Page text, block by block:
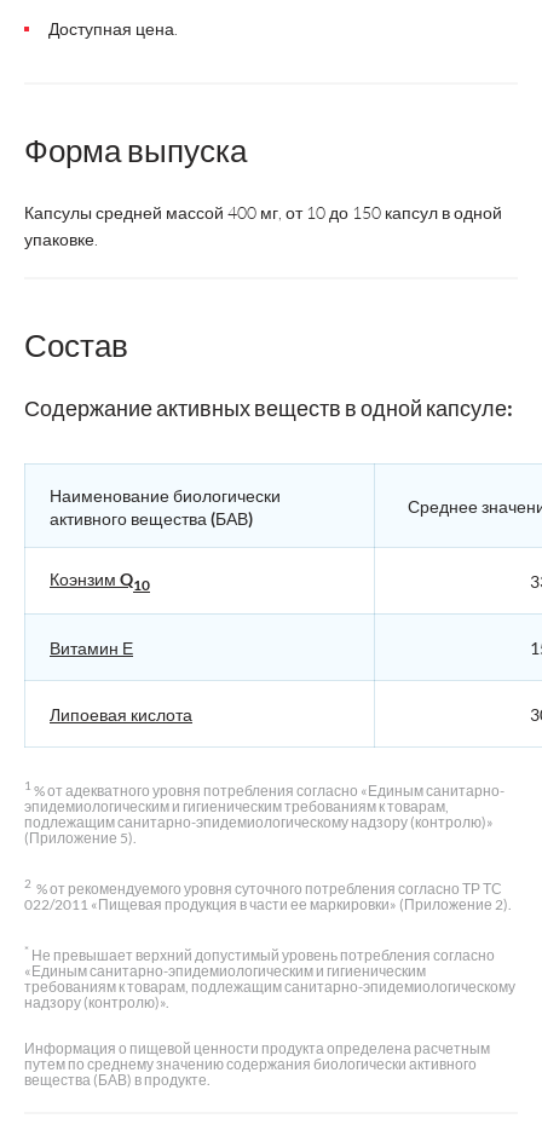
Доступная цена.
Форма выпуска
Капсулы средней массой 400 мг, от 10 до 150 капсул в одной
упаковке.
Состав
Содержание активных веществ в одной капсуле:
Наименование биологически
активного вещества (БАВ)
Среднее
Коэнзим Q10
Витамин Е
Липоевая кислота
1 % от адекватного уровня потребления согласно «Единым санитарно-
эпидемиологическим и гигиеническим требованиям к товарам,
подлежащим санитарно-эпидемиологическому надзору (контролю)»
(Приложение 5).
2 % от рекомендуемого уровня суточного потребления согласно ТР ТС
022/2011 «Пищевая продукция в части ее маркировки» (Приложение 2).
* Не превышает верхний допустимый уровень потребления согласно
«Единым санитарно-эпидемиологическим и гигиеническим
требованиям к товарам, подлежащим санитарно-эпидемиологическому
надзору (контролю)».
Информация о пищевой ценности продукта определена расчетным
путем по среднему значению содержания биологически активного
вещества (БАВ) в продукте.